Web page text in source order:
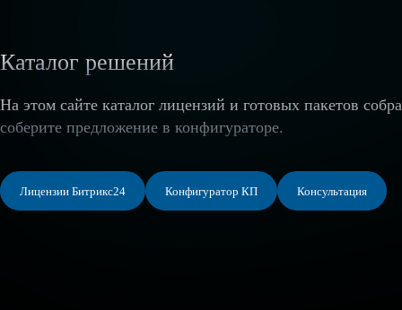
Каталог решений
На этом сайте каталог лицензий и готовых пакетов
соберите предложение в конфигураторе.
Лицензии Битрикс24 Конфигуратор КП Консультация